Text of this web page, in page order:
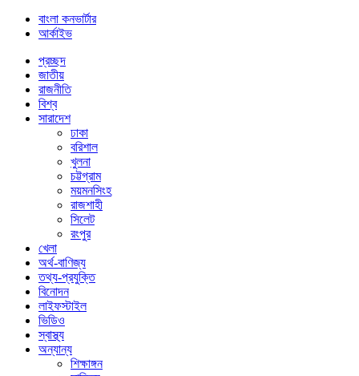
বাংলা কনভার্টার
আর্কাইভ
প্রচ্ছদ
জাতীয়
রাজনীতি
বিশ্ব
সারাদেশ
ঢাকা
বরিশাল
খুলনা
চট্টগ্রাম
ময়মনসিংহ
রাজশাহী
সিলেট
রংপুর
খেলা
অর্থ-বাণিজ্য
তথ্য-প্রযুক্তি
বিনোদন
লাইফস্টাইল
ভিডিও
স্বাস্থ্য
অন্যান্য
শিক্ষাঙ্গন